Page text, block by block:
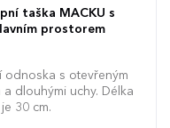
taška MACKU s
prostorem
odnoska s otevřeným
dlouhými uchy. Délka
30 cm.